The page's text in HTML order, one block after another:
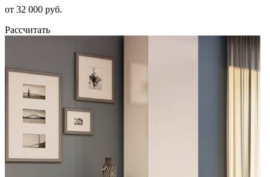
от 32 000 руб.
Рассчитать